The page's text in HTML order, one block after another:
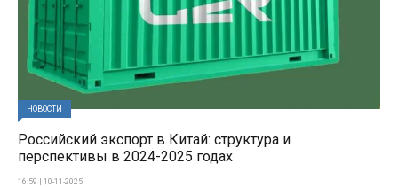
НОВОСТИ
Российский экспорт в Китай: структура и
перспективы в 2024-2025 годах
16:59 | 10-11-2025